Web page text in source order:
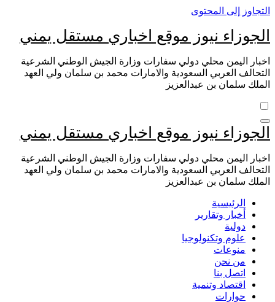
التجاوز إلى المحتوى
الجوزاء نيوز موقع اخباري مستقل يمني
اخبار اليمن محلي دولي سفارات وزارة الجيش الوطني الشرعية
التحالف العربي السعودية والامارات محمد بن سلمان ولي العهد
الملك سلمان بن عبدالعزيز
الجوزاء نيوز موقع اخباري مستقل يمني
اخبار اليمن محلي دولي سفارات وزارة الجيش الوطني الشرعية
التحالف العربي السعودية والامارات محمد بن سلمان ولي العهد
الملك سلمان بن عبدالعزيز
الرئيسية
أخبار وتقارير
دولية
علوم وتكنولوجيا
منوعات
من نحن
اتصل بنا
اقتصاد وتنمية
حوارات